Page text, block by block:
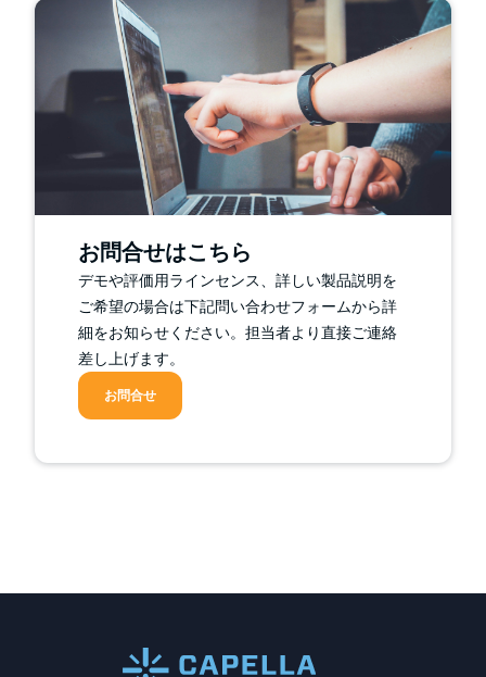
お問合せはこちら
デモや評価用ラインセンス、詳しい製品説明を
ご希望の場合は下記問い合わせフォームから詳
細をお知らせください。担当者より直接ご連絡
差し上げます。
お問合せ